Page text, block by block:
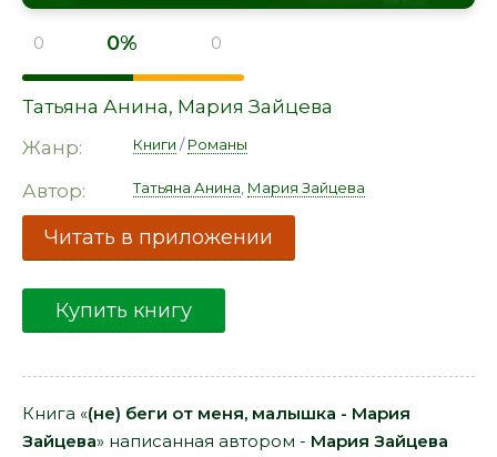
0 0% 0
Татьяна Анина, Мария Зайцева
Жанр:
Книги /Романы
Автор: Татьяна Анина Мария Зайцева
Читать в приложении
Купить книгу
Книга «(не) беги от меня, малышка - Мария
Зайцева» написанная автором - Мария Зайцева